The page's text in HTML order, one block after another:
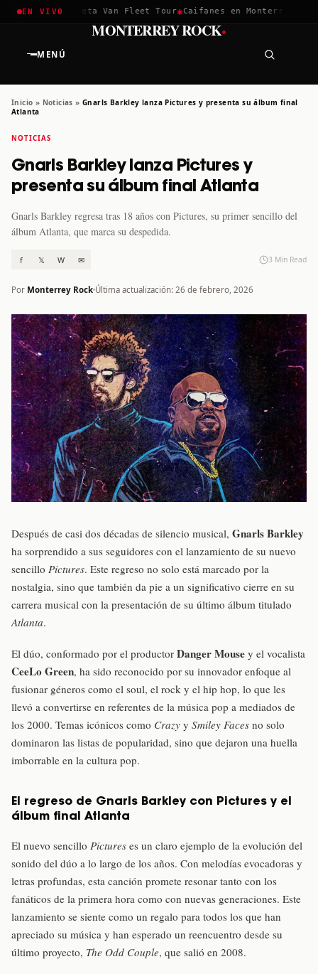
EN VIVO
2026 ✱Greta Van Fleet Tour✱Caifanes en Monterrey · 12
MENÚ
MONTERREY ROCK·
Inicio » Noticias » Gnarls Barkley lanza Pictures y presenta su álbum final
Atlanta
NOTICIAS
Gnarls Barkley lanza Pictures y
presenta su álbum final Atlanta
Gnarls Barkley regresa tras 18 años con Pictures, su primer sencillo del
álbum Atlanta, que marca su despedida.
f 𝕏 W ✉ 3 Min Read
Por Monterrey Rock Última actualización: 26 de febrero, 2026
Después de casi dos décadas de silencio musical, Gnarls Barkley
ha sorprendido a sus seguidores con el lanzamiento de su nuevo
sencillo Pictures. Este regreso no solo está marcado por la
nostalgia, sino que también da pie a un significativo cierre en su
carrera musical con la presentación de su último álbum titulado
Atlanta.
El dúo, conformado por el productor Danger Mouse y el vocalista
CeeLo Green, ha sido reconocido por su innovador enfoque al
fusionar géneros como el soul, el rock y el hip hop, lo que les
llevó a convertirse en referentes de la música pop a mediados de
los 2000. Temas icónicos como Crazy y Smiley Faces no solo
dominaron las listas de popularidad, sino que dejaron una huella
imborrable en la cultura pop.
El regreso de Gnarls Barkley con Pictures y el
álbum final Atlanta
El nuevo sencillo Pictures es un claro ejemplo de la evolución del
sonido del dúo a lo largo de los años. Con melodías evocadoras y
letras profundas, esta canción promete resonar tanto con los
fanáticos de la primera hora como con nuevas generaciones. Este
lanzamiento se siente como un regalo para todos los que han
apreciado su música y han esperado un reencuentro desde su
último proyecto, The Odd Couple, que salió en 2008.